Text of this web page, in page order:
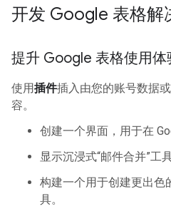
开发 Google 表格解
提升 Google 表格使用体
使用插件插入由您的账号数据
容。
创建一个界面，用于在
显示沉浸式“邮件合并”工具
构建一个用于创建更出色
具。